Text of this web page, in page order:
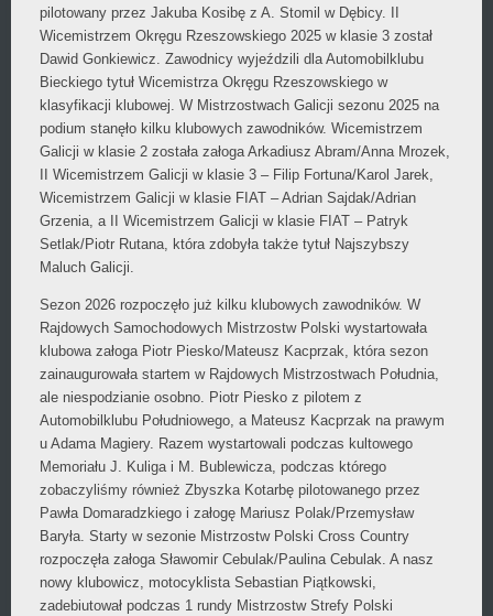
pilotowany przez Jakuba Kosibę z A. Stomil w Dębicy. II
Wicemistrzem Okręgu Rzeszowskiego 2025 w klasie 3 został
Dawid Gonkiewicz. Zawodnicy wyjeździli dla Automobilklubu
Bieckiego tytuł Wicemistrza Okręgu Rzeszowskiego w
klasyfikacji klubowej. W Mistrzostwach Galicji sezonu 2025 na
podium stanęło kilku klubowych zawodników. Wicemistrzem
Galicji w klasie 2 została załoga Arkadiusz Abram/Anna Mrozek,
II Wicemistrzem Galicji w klasie 3 – Filip Fortuna/Karol Jarek,
Wicemistrzem Galicji w klasie FIAT – Adrian Sajdak/Adrian
Grzenia, a II Wicemistrzem Galicji w klasie FIAT – Patryk
Setlak/Piotr Rutana, która zdobyła także tytuł Najszybszy
Maluch Galicji.
Sezon 2026 rozpoczęło już kilku klubowych zawodników. W
Rajdowych Samochodowych Mistrzostw Polski wystartowała
klubowa załoga Piotr Piesko/Mateusz Kacprzak, która sezon
zainaugurowała startem w Rajdowych Mistrzostwach Południa,
ale niespodzianie osobno. Piotr Piesko z pilotem z
Automobilklubu Południowego, a Mateusz Kacprzak na prawym
u Adama Magiery. Razem wystartowali podczas kultowego
Memoriału J. Kuliga i M. Bublewicza, podczas którego
zobaczyliśmy również Zbyszka Kotarbę pilotowanego przez
Pawła Domaradzkiego i załogę Mariusz Polak/Przemysław
Baryła. Starty w sezonie Mistrzostw Polski Cross Country
rozpoczęła załoga Sławomir Cebulak/Paulina Cebulak. A nasz
nowy klubowicz, motocyklista Sebastian Piątkowski,
zadebiutował podczas 1 rundy Mistrzostw Strefy Polski